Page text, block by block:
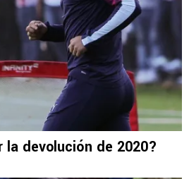
la devolución de 2020?